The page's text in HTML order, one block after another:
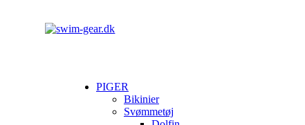
PIGER
Bikinier
Svømmetøj